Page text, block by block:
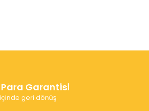
Para Garantisi
geri dönüş